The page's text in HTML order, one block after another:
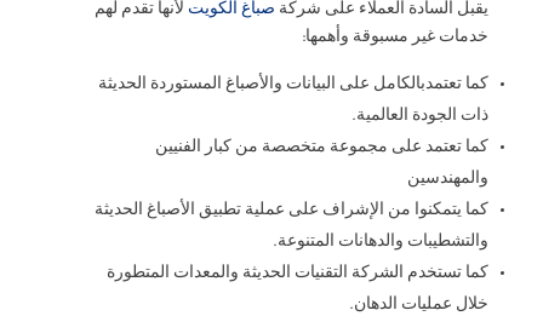
يقبل السادة العملاء على شركة صباغ الكويت لأنها تقدم لهم
خدمات غير مسبوقة وأهمها:
كما تعتمدبالكامل على البيانات والأصباغ المستوردة الحديثة
ذات الجودة العالمية.
كما تعتمد على مجموعة متخصصة من كبار الفنيين
والمهندسين
كما يتمكنوا من الإشراف على عملية تطبيق الأصباغ الحديثة
والتشطيبات والدهانات المتنوعة.
كما تستخدم الشركة التقنيات الحديثة والمعدات المتطورة
خلال عمليات الدهان.